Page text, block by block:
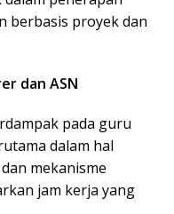
berbasis proyek dan
dan ASN
pada guru
dalam hal
mekanisme
jam kerja yang